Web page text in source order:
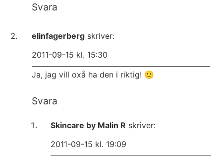
Svara
elinfagerberg skriver:
2011-09-15 kl. 15:30
Ja, jag vill oxå ha den i riktig! 🙂
Svara
Skincare by Malin R skriver:
2011-09-15 kl. 19:09